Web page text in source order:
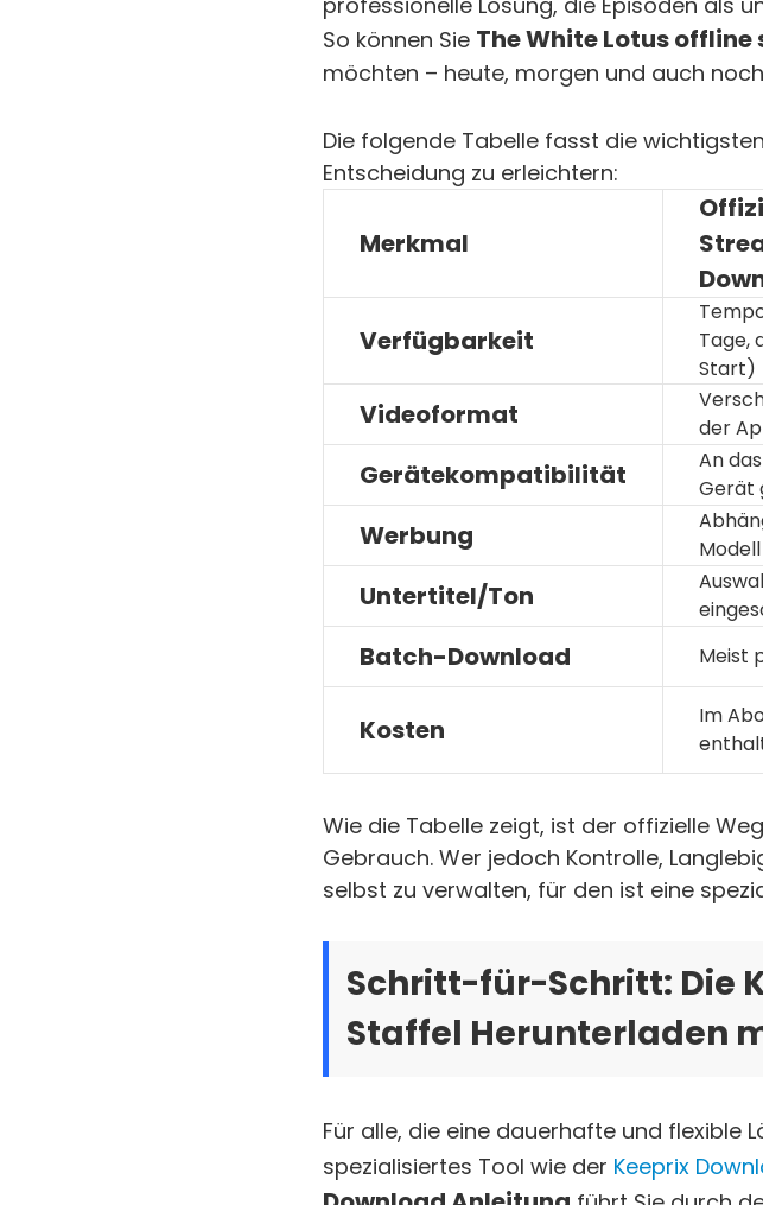
So können Sie The White Lotus offline
möchten – heute, morgen und auch
Die folgende Tabelle fasst die
Entscheidung zu erleichtern:
Merkmal
Verfügbarkeit
Tage,
Start)
Videoformat
der
Gerätekompatibilität
An
Gerät
Werbung
Modell
Untertitel/Ton
Batch-Download Meist
Kosten
Im
Wie die Tabelle zeigt, ist der offizielle
Gebrauch. Wer jedoch Kontrolle,
selbst zu verwalten, für den ist eine
Schritt-für-Schritt: Die
Staffel Herunterladen
Für alle, die eine dauerhafte und flexible
spezialisiertes Tool wie der Keeprix